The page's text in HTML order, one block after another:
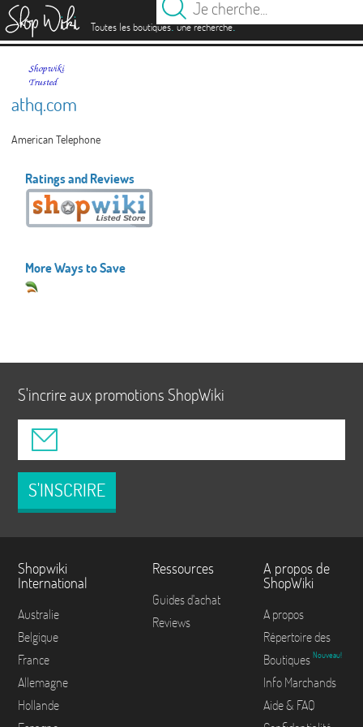
Toutes les boutiques.une recherche.
athq.com
American Telephone
Ratings and Reviews
More Ways to Save
S'incrire aux promotions ShopWiki
S'INSCRIRE
Shopwiki
International
Australie
Belgique
France
Allemagne
Hollande
Ressources
Guides d'achat
Reviews
A propos de
ShopWiki
A propos
Répertoire des
Boutiques Nouveau!
Info Marchands
Aide & FAQ